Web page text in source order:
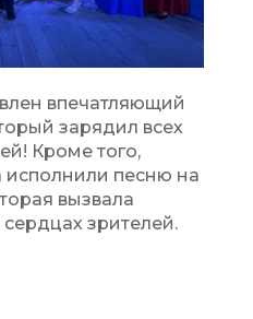
впечатляющий
зарядил всех
Кроме того,
исполнили песню на
вызвала
зрителей.